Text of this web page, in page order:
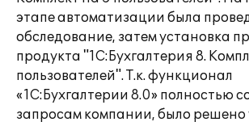
этапе автоматизации была
обследование, затем установка
продукта "1С:Бухгалтерия 8.
пользователей". Т.к. функционал
«1С:Бухгалтерии 8.0» полностью
запросам компании, было решено